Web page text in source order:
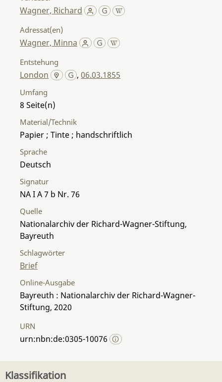
Wagner, Richard
Adressat(en)
Wagner, Minna
Entstehung
London ,06.03.1855
Umfang
8
Material/Technik
Papier ; Tinte ; handschriftlich
Sprache
Deutsch
Signatur
NA I A 7 b Nr. 76
Quelle
Nationalarchiv der Richard-Wagner-Stiftung,
Bayreuth
Schlagwörter
Brief
Online-Ausgabe
Bayreuth : Nationalarchiv der Richard-Wagner-
Stiftung, 2020
URN
urn:nbn:de:0305-10076
Klassifikation